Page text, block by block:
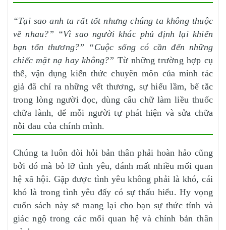
“Tại sao anh ta rất tốt nhưng chúng ta không thuộc
về nhau?” “Vì sao người khác phủ định lại khiến
bạn tổn thương?” “Cuộc sống có cần đến những
chiếc mặt nạ hay không?” Từ những trường hợp cụ
thể, vận dụng kiến thức chuyên môn của mình tác
giả đã chỉ ra những vết thương, sự hiểu lầm, bế tắc
trong lòng người đọc, dùng câu chữ làm liều thuốc
chữa lành, để mỗi người tự phát hiện và sửa chữa
nỗi đau của chính mình.
Chúng ta luôn đòi hỏi bản thân phải hoàn hảo cũng
bởi đó mà bỏ lỡ tình yêu, đánh mất nhiều mối quan
hệ xã hội. Gặp được tình yêu không phải là khó, cái
khó là trong tình yêu đấy có sự thấu hiểu. Hy vọng
cuốn sách này sẽ mang lại cho bạn sự thức tỉnh và
giác ngộ trong các mối quan hệ và chính bản thân